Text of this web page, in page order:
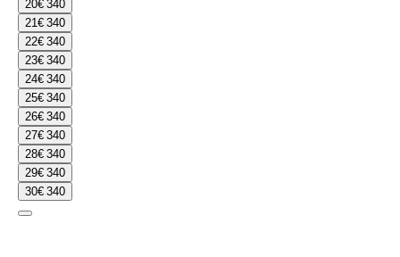
20€ 340
21€ 340
22€ 340
23€ 340
24€ 340
25€ 340
26€ 340
27€ 340
28€ 340
29€ 340
30€ 340